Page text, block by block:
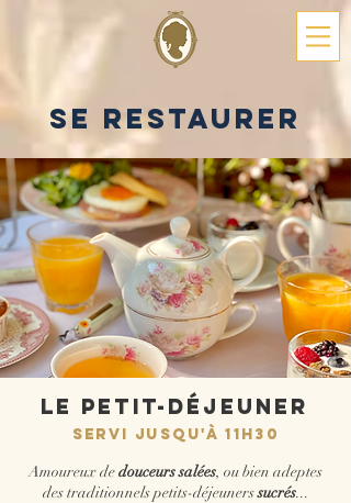
se restaurer
le PETIT-DÉJEUNER
SERVI JUSQU'À 11H30
Amoureux dedouceurs salées, ou bien adeptes
des traditionnels petits-déjeunerssucrés...